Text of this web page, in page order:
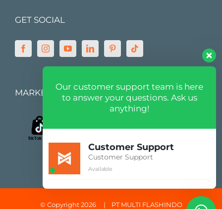
GET SOCIAL
MARKETPLACE
© Copyright 2026 | PT MULTI FLASHINDO
Our customer support team is here
to answer your questions. Ask us
anything!
Customer Support
Customer Support
Available